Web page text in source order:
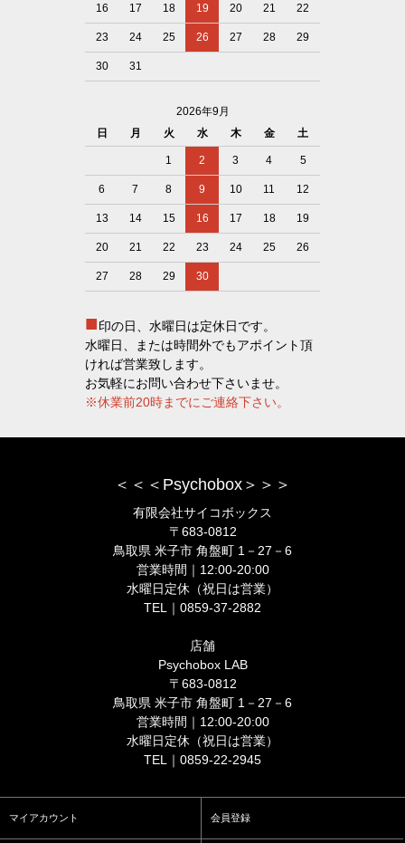
16 17 18 19 20 21 22
23 24 25 26 27 28 29
30 31
2026年9月
日
月 火 水 木 金 土
1 2 3 4 5
6 7 8 9 10 11 12
13 14 15 16 17 18 19
20 21 22 23 24 25 26
27 28 29 30
■印の日、水曜日は定休日です。
水曜日、または時間外でもアポイント頂
ければ営業致します。
お気軽にお問い合わせ下さいませ。
※休業前20時までにご連絡下さい。
＜＜＜Psychobox＞＞＞
有限会社サイコボックス
〒683-0812
鳥取県 米子市 角盤町 1－27－6
営業時間｜12:00-20:00
水曜日定休（祝日は営業）
TEL｜0859-37-2882
店舗
Psychobox LAB
〒683-0812
鳥取県 米子市 角盤町 1－27－6
営業時間｜12:00-20:00
水曜日定休（祝日は営業）
TEL｜0859-22-2945
マイアカウント 会員登録